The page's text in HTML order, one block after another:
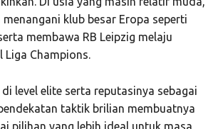
klub besar Eropa seperti
membawa RB Leipzig melaju
Liga Champions.
di level elite serta reputasinya sebagai
taktik brilian membuatnya